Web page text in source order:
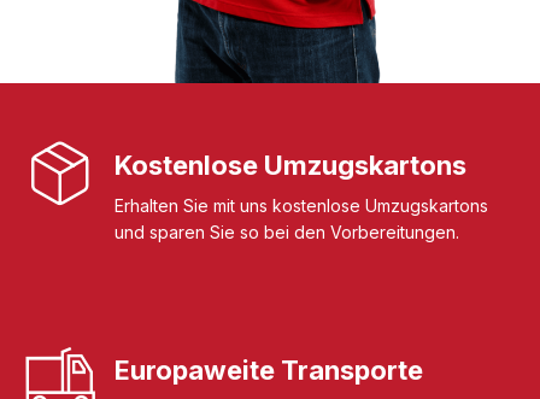
Kostenlose Umzugskartons
Erhalten Sie mit uns kostenlose Umzugskartons
und sparen Sie so bei den Vorbereitungen.
Europaweite Transporte